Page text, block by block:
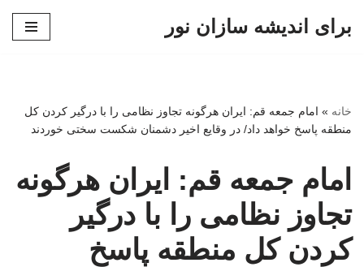
برای اندیشه سازان نور
خانه » امام جمعه قم: ایران هرگونه تجاوز نظامی را با درگیر کردن کل
منطقه پاسخ خواهد داد/ در وقایع اخیر دشمنان شکست سختی خوردند
امام جمعه قم: ایران هرگونه
تجاوز نظامی را با درگیر
کردن کل منطقه پاسخ